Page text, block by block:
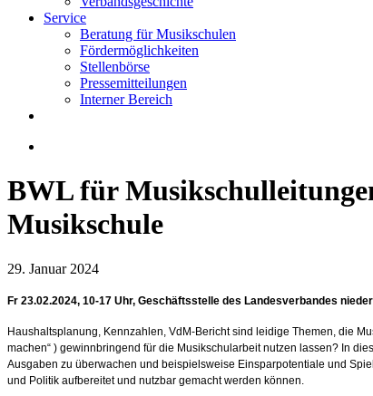
Service
Beratung für Musikschulen
Fördermöglichkeiten
Stellenbörse
Pressemitteilungen
Interner Bereich
BWL für
Musikschule
29. Januar 2024
Fr 23.02.2024, 10-17 Uhr, Geschäftsstelle des Landesverbandes
Haushaltsplanung, Kennzahlen, VdM-Bericht sind leidige Themen, die
machen“ ) gewinnbringend für die Musikschularbeit nutzen lassen? In
Ausgaben zu überwachen und beispielsweise Einsparpotentiale und
und Politik aufbereitet und nutzbar gemacht werden können.